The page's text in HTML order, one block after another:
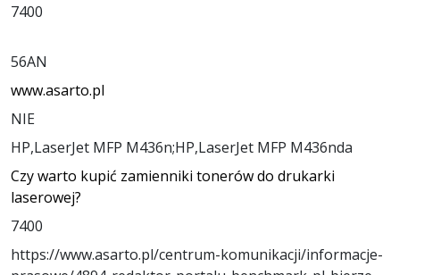
7400
56AN
www.asarto.pl
NIE
HP,LaserJet MFP M436n;HP,LaserJet MFP M436nda
Czy warto kupić zamienniki tonerów do drukarki
laserowej?
7400
https://www.asarto.pl/centrum-komunikacji/informacje-